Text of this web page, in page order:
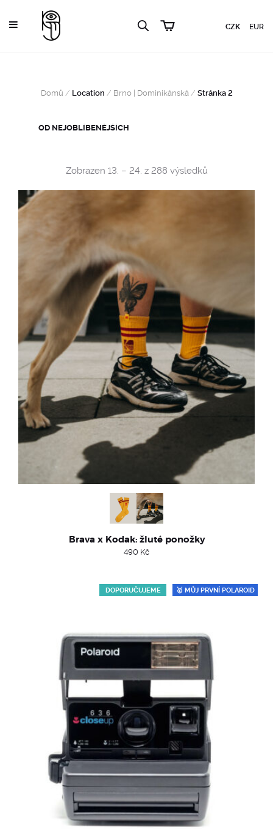
CZK EUR
Domů / Location / Brno | Dominikánská / Stránka 2
Zobrazen 13. – 24. z 288 výsledkůSorted
Brava x Kodak: žluté ponožky
490 Kč
DOPORUČUJEME 🥇 MŮJ PRVNÍ POLAROID